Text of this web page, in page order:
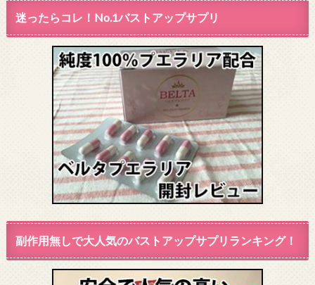
迷ったらコレ！No.1バストアップサプリ
副作用無しで大人気のバストアップサプリランキング！